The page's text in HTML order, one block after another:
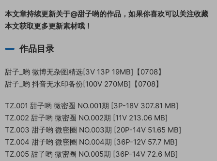
本文章持续更新关于@甜子哟的作品，如果你喜欢可以关注收藏
本文获取更多更新素材哦！
作品目录
甜子_哟 微博无杂图精选[3V 13P 19MB]【0708】
甜子_哟 抖音无水印备份[100V 270MB]【0708】
TZ.001 甜子哟 微密圈 NO.001期 [3P-18V 307.81 MB]
TZ.002 甜子哟 微密圈 NO.002期 [11V 213.06 MB]
TZ.003 甜子哟 微密圈 NO.003期 [20P-14V 51.65 MB]
TZ.004 甜子哟 微密圈 NO.004期 [36P-12V 57.7 MB]
TZ.005 甜子哟 微密圈 NO.005期 [36P-14V 72.6 MB]